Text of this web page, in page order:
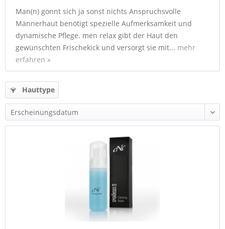
Man(n) gönnt sich ja sonst nichts Anspruchsvolle
Männerhaut benötigt spezielle Aufmerksamkeit und
dynamische Pflege. men relax gibt der Haut den
gewünschten Frischekick und versorgt sie mit... mehr
erfahren »
Hauttype
und mehr